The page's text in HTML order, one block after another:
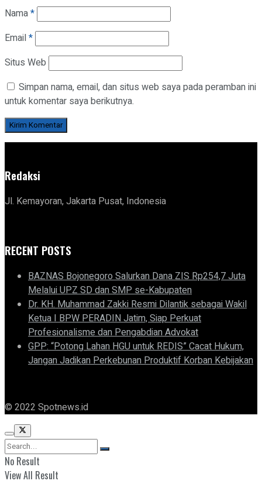
Nama*
Email*
Situs Web
Simpan nama, email, dan situs web saya pada peramban ini
untuk komentar saya berikutnya.
Redaksi
Jl. Kemayoran, Jakarta Pusat, Indonesia
RECENT POSTS
BAZNAS Bojonegoro Salurkan Dana ZIS Rp254,7 Juta
Melalui UPZ SD dan SMP se-Kabupaten
Dr. KH. Muhammad Zakki Resmi Dilantik sebagai Wakil
Ketua I BPW PERADIN Jatim, Siap Perkuat
Profesionalisme dan Pengabdian Advokat
GPP: “Potong Lahan HGU untuk REDIS” Cacat Hukum,
Jangan Jadikan Perkebunan Produktif Korban Kebijakan
© 2022 Spotnews.id
No Result
View All Result